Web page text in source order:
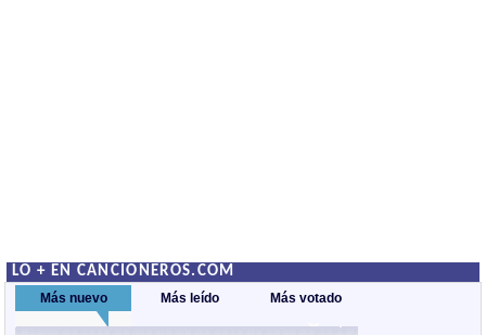
LO + EN CANCIONEROS.COM
Más nuevo Más leído Más votado